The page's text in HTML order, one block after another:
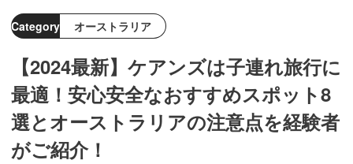
Category オーストラリア
【2024最新】ケアンズは子連れ旅行に
最適！安心安全なおすすめスポット8
選とオーストラリアの注意点を経験者
がご紹介！